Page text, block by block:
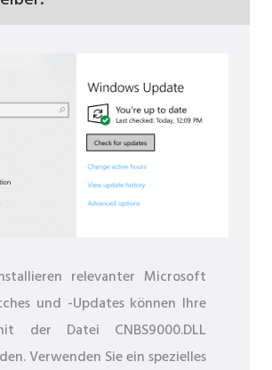
relevanter Microsoft
und -Updates können Ihre
der Datei CNBS9000.DLL
Verwenden Sie ein spezielles